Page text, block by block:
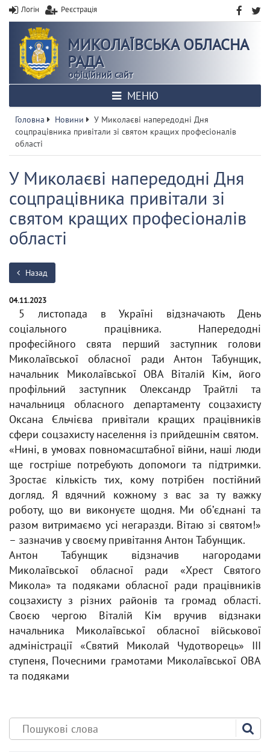
Логін Реєстрація
МИКОЛАЇВСЬКА ОБЛАСНА
РАДА
офіційний сайт
МЕНЮ
Головна Новини
У Миколаєві напередодні Дня
соцпрацівника привітали зі святом кращих професіоналів
області
У Миколаєві напередодні Дня
соцпрацівника привітали зі
святом кращих професіоналів
області
Назад
04.11.2023
5 листопада в Україні відзначають День
соціального працівника. Напередодні
професійного свята перший заступник голови
Миколаївської обласної ради Антон Табунщик,
начальник Миколаївської ОВА Віталій Кім, його
профільний заступник Олександр Трайтлі та
начальниця обласного департаменту соцзахисту
Оксана Єльчієва привітали кращих працівників
сфери соцзахисту населення із прийдешнім святом.
«Нині, в умовах повномасштабної війни, наші люди
ще гостріше потребують допомоги та підтримки.
Зростає кількість тих, кому потрібен постійний
догляд. Я вдячний кожному з вас за ту важку
роботу, що ви виконуєте щодня. Ми обʼєднані та
разом витримаємо усі негаразди. Вітаю зі святом!»
– зазначив у своєму привітання Антон Табунщик.
Антон Табунщик відзначив нагородами
Миколаївської обласної ради «Хрест Святого
Микола» та подяками обласної ради працівників
соцзахисту з різних районів та громад області.
Своєю чергою Віталій Кім вручив відзнаки
начальника Миколаївської обласної військової
адміністрації «Святий Миколай Чудотворець» III
ступеня, Почесними грамотами Миколаївської ОВА
та подяками